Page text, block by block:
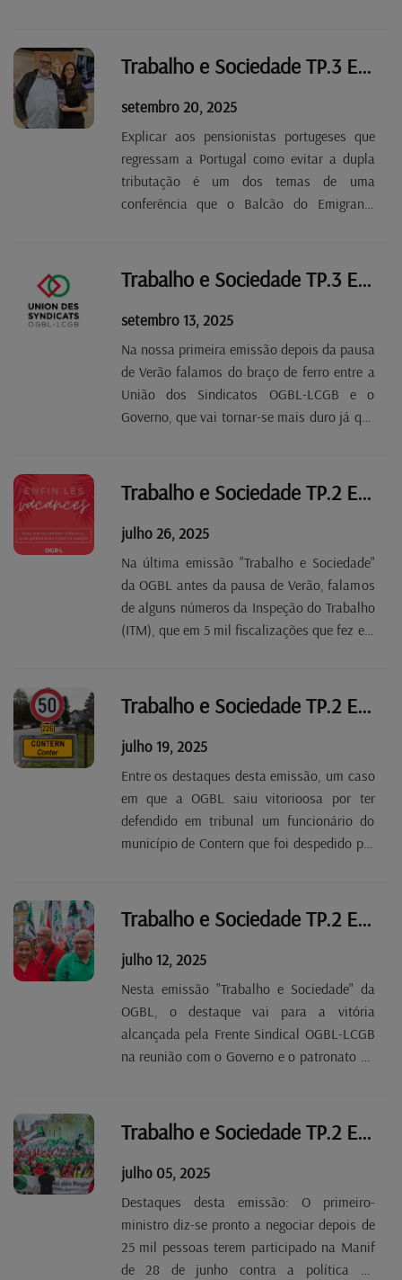
Trabalho e Sociedade TP.3 EP 2
setembro 20, 2025
Explicar aos pensionistas portugeses que
regressam a Portugal como evitar a dupla
tributação é um dos temas de uma
conferência que o Balcão do Emigrante
estúdio Luísa Gonçalves, diretora do Balcão
Trabalho e Sociedade TP.3 EP 1
setembro 13, 2025
Na nossa primeira emissão depois da pausa
de Verão falamos do braço de ferro entre a
União dos Sindicatos OGBL-LCGB e o
Governo, que vai tornar-se mais duro já que
Mike de Sá, que regressa com o Portugal
Trabalho e Sociedade TP.2 EP 42
julho 26, 2025
Na última emissão "Trabalho e Sociedade"
da OGBL antes da pausa de Verão, falamos
de alguns números da Inspeção do Trabalho
(ITM), que em 5 mil fiscalizações que fez em
números da pobreza: o Luxemburgo é o país
Trabalho e Sociedade TP.2 EP 41
julho 19, 2025
Entre os destaques desta emissão, um caso
em que a OGBL saiu vitorioosa por ter
defendido em tribunal um funcionário do
município de Contern que foi despedido por
deu razão ao trabalhador e à OGBL.
Trabalho e Sociedade TP.2 EP 40
julho 12, 2025
Nesta emissão "Trabalho e Sociedade" da
OGBL, o destaque vai para a vitória
alcançada pela Frente Sindical OGBL-LCGB
na reunião com o Governo e o patronato no
a legislação sobre as convenções colectivas
Trabalho e Sociedade TP.2 EP 39
julho 05, 2025
Destaques desta emissão: O primeiro-
ministro diz-se pronto a negociar depois de
25 mil pessoas terem participado na Manif
de 28 de junho contra a política do